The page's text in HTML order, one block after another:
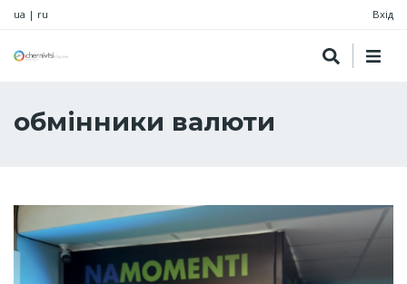
ua | ru Вхід
обмінники валюти